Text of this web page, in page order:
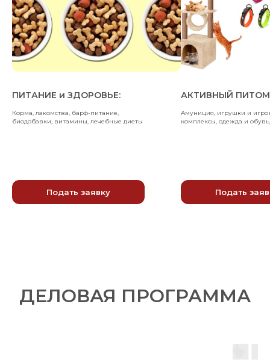
ПИТАНИЕ и ЗДОРОВЬЕ:
Корма, лакомства, барф-питание,
биодобавки, витамины, лечебные диеты
Подать заявку
АКТИВНЫЙ
Амуниция, игрушки и
комплексы, одежда и
Подать
ДЕЛОВАЯ ПРОГРАММА